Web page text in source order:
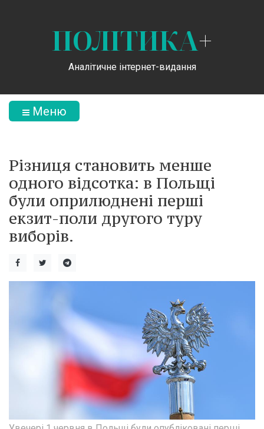
ПОЛІТИКА+
Аналітичне інтернет-видання
Меню
Різниця становить менше
одного відсотка: в Польщі
були оприлюднені перші
екзит-поли другого туру
виборів.